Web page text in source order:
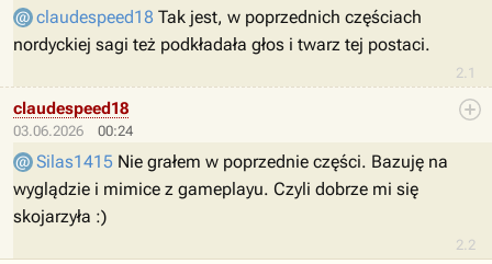
2.1
claudespeed18 Tak jest, w poprzednich częściach
nordyckiej sagi też podkładała głos i twarz tej postaci.
03.06.2026 00:24
2.2
claudespeed18
Silas1415 Nie grałem w poprzednie części. Bazuję na
wyglądzie i mimice z gameplayu. Czyli dobrze mi się
skojarzyła :)